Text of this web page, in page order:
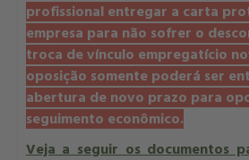
profissional entregar a carta
empresa para não sofrer o
troca de vínculo empregatício
oposição somente poderá ser
abertura de novo prazo para
seguimento econômico.
Veja a seguir os documentos